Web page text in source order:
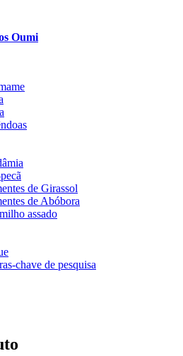
Oumi
de Girassol
de Abóbora
assado
chave de pesquisa